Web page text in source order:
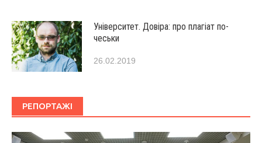
Університет. Довіра: про плагіат по-
чеськи
26.02.2019
РЕПОРТАЖІ